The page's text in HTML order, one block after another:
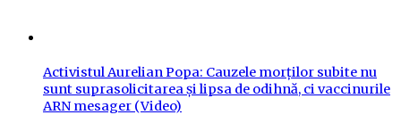
Activistul Aurelian Popa: Cauzele morților subite nu
sunt suprasolicitarea și lipsa de odihnă, ci vaccinurile
ARN mesager (Video)